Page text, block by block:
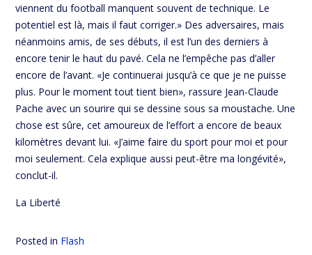
viennent du football manquent souvent de technique. Le
potentiel est là, mais il faut corriger.» Des adversaires, mais
néanmoins amis, de ses débuts, il est l’un des derniers à
encore tenir le haut du pavé. Cela ne l’empêche pas d’aller
encore de l’avant. «Je continuerai jusqu’à ce que je ne puisse
plus. Pour le moment tout tient bien», rassure Jean-Claude
Pache avec un sourire qui se dessine sous sa moustache. Une
chose est sûre, cet amoureux de l’effort a encore de beaux
kilomètres devant lui. «J’aime faire du sport pour moi et pour
moi seulement. Cela explique aussi peut-être ma longévité»,
conclut-il.
La Liberté
Posted in Flash